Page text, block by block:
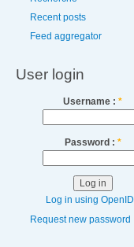
Recent posts
Feed aggregator
User login
Username : *
Password : *
Log in using OpenID
Request new password